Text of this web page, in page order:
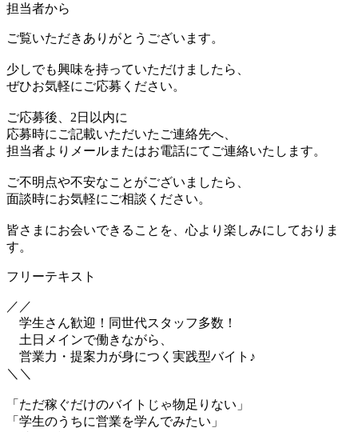
担当者から
ご覧いただきありがとうございます。
少しでも興味を持っていただけましたら、
ぜひお気軽にご応募ください。
ご応募後、2日以内に
応募時にご記載いただいたご連絡先へ、
担当者よりメールまたはお電話にてご連絡いたします。
ご不明点や不安なことがございましたら、
面談時にお気軽にご相談ください。
皆さまにお会いできることを、心より楽しみにしておりま
す。
フリーテキスト
／／
学生さん歓迎！同世代スタッフ多数！
土日メインで働きながら、
営業力・提案力が身につく実践型バイト♪
＼＼
「ただ稼ぐだけのバイトじゃ物足りない」
「学生のうちに営業を学んでみたい」